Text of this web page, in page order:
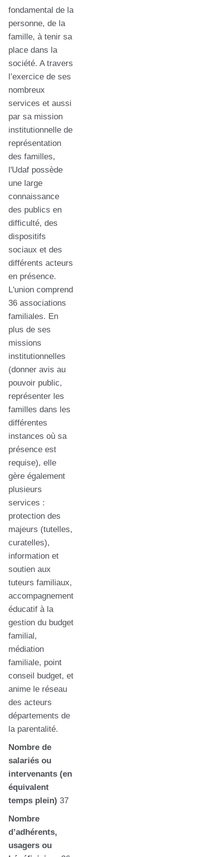
fondamental de la
personne, de la
famille, à tenir sa
place dans la
société. A travers
l’exercice de ses
nombreux
services et aussi
par sa mission
institutionnelle de
représentation
des familles,
l'Udaf possède
une large
connaissance
des publics en
difficulté, des
dispositifs
sociaux et des
différents acteurs
en présence.
L'union comprend
36 associations
familiales. En
plus de ses
missions
institutionnelles
(donner avis au
pouvoir public,
représenter les
familles dans les
différentes
instances où sa
présence est
requise), elle
gère également
plusieurs
services :
protection des
majeurs (tutelles,
curatelles),
information et
soutien aux
tuteurs familiaux,
accompagnement
éducatif à la
gestion du budget
familial,
médiation
familiale, point
conseil budget, et
anime le réseau
des acteurs
départements de
la parentalité.
Nombre de
salariés ou
intervenants (en
équivalent
temps plein) 37
Nombre
d’adhérents,
usagers ou